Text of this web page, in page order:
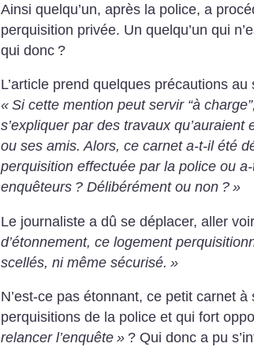
Ainsi quelqu’un, après la police, a
perquisition privée. Un quelqu’un qui
qui donc ?
L’article prend quelques précautions
« Si cette mention peut servir “à
s’expliquer par des travaux
ou ses amis. Alors, ce carnet a-t-il été
perquisition effectuée par la police ou
enquêteurs ? Délibérément ou non ? »
Le journaliste a dû se déplacer, aller
d’étonnement, ce logement
scellés, ni même sécurisé. »
N’est-ce pas étonnant, ce petit carnet
perquisitions de la police et qui fort
relancer l’enquête » ? Qui donc a pu